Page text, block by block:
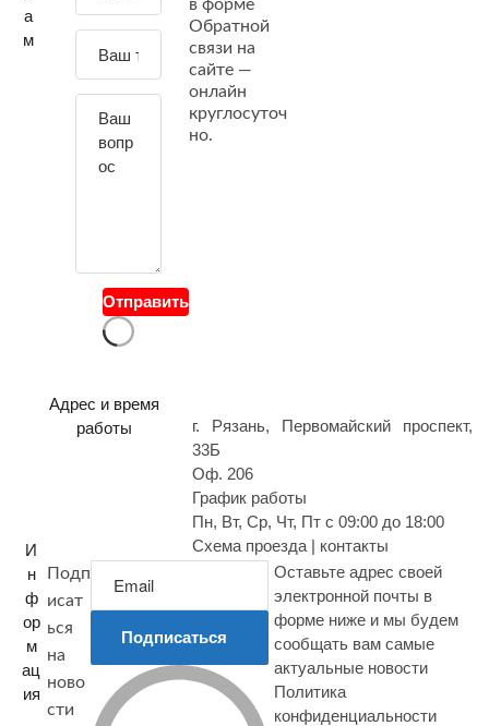
а
м
Отправить
в форме
Обратной
связи на
сайте —
онлайн
круглосуточ
но.
Адрес и время
работы
г. Рязань, Первомайский проспект,
33Б
Оф. 206
График работы
Пн, Вт, Ср, Чт, Пт с 09:00 до 18:00
Схема проезда | контакты
И
н
ф
ор
м
ац
ия
Подп
исат
ься
на
ново
сти
Подписаться
Оставьте адрес своей
электронной почты в
форме ниже и мы будем
сообщать вам самые
актуальные новости
Политика
конфиденциальности